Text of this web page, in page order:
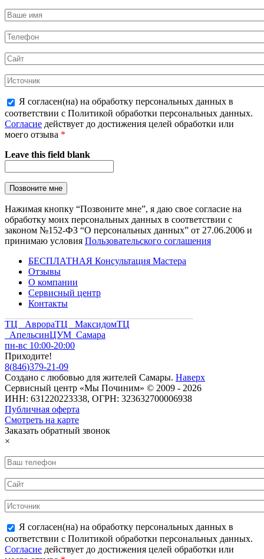
Я согласен(на) на обработку персональных данных в
соответствии с Политикой обработки персональных данных.
Согласие действует до достижения целей обработки или
моего отзыва *
Leave this field blank
Нажимая кнопку “Позвоните мне”, я даю свое согласие на
обработку моих персональных данных в соответствии с
законом №152-ФЗ “О персональных данных” от 27.06.2006 и
принимаю условия Пользовательского соглашения
БЕСПЛАТНАЯ Консультация Мастера
Отзывы
О компании
Сервисный центр
Контакты
ТЦ АврораТЦ МаксидомТЦ
АпельсинЦУМ Самара
пн-вс 10:00-20:00
Приходите!
8(846)379-21-09
Создано с любовью для жителей Самары. Наверх
Сервисный центр «Мы Починим» © 2009 - 2026
ИНН: 631220223338, ОГРН: 323632700006938
Публичная оферта
Смотреть на карте
Заказать обратный звонок
×
Я согласен(на) на обработку персональных данных в
соответствии с Политикой обработки персональных данных.
Согласие действует до достижения целей обработки или